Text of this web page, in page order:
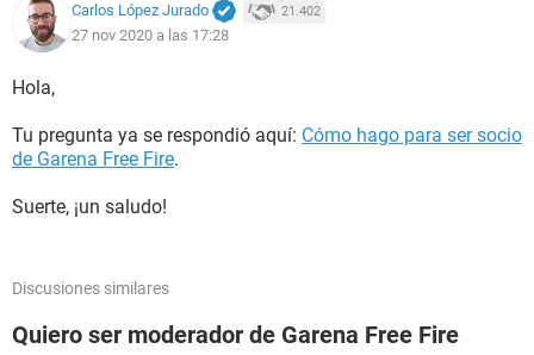
Carlos López Jurado 21.402
27 nov 2020 a las 17:28
Hola,
Tu pregunta ya se respondió aquí: Cómo hago para ser socio
de Garena Free Fire.
Suerte, ¡un saludo!
Discusiones similares
Quiero ser moderador de Garena Free Fire